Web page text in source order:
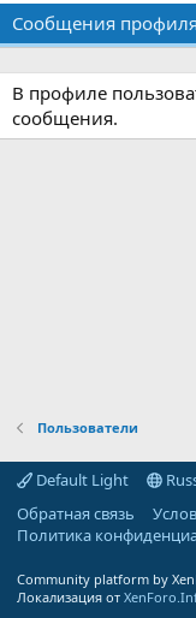
Сообщения профиля
В профиле
сообщения.
Пользователи
Default Light
Обратная связь
Политика
Community platform by
Локализация от